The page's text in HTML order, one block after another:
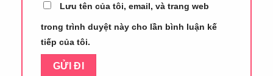
Lưu tên của tôi, email, và trang web
trong trình duyệt này cho lần bình luận kế
tiếp của tôi.